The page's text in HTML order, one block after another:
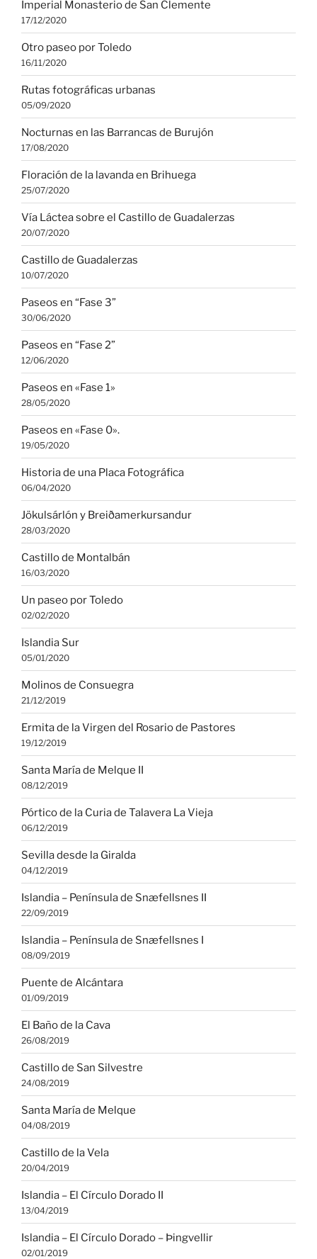
Imperial Monasterio de San Clemente
17/12/2020
Otro paseo por Toledo
16/11/2020
Rutas fotográficas urbanas
05/09/2020
Nocturnas en las Barrancas de Burujón
17/08/2020
Floración de la lavanda en Brihuega
25/07/2020
Vía Láctea sobre el Castillo de Guadalerzas
20/07/2020
Castillo de Guadalerzas
10/07/2020
Paseos en “Fase 3”
30/06/2020
Paseos en “Fase 2”
12/06/2020
Paseos en «Fase 1»
28/05/2020
Paseos en «Fase 0».
19/05/2020
Historia de una Placa Fotográfica
06/04/2020
Jökulsárlón y Breiðamerkursandur
28/03/2020
Castillo de Montalbán
16/03/2020
Un paseo por Toledo
02/02/2020
Islandia Sur
05/01/2020
Molinos de Consuegra
21/12/2019
Ermita de la Virgen del Rosario de Pastores
19/12/2019
Santa María de Melque II
08/12/2019
Pórtico de la Curia de Talavera La Vieja
06/12/2019
Sevilla desde la Giralda
04/12/2019
Islandia – Península de Snæfellsnes II
22/09/2019
Islandia – Península de Snæfellsnes I
08/09/2019
Puente de Alcántara
01/09/2019
El Baño de la Cava
26/08/2019
Castillo de San Silvestre
24/08/2019
Santa María de Melque
04/08/2019
Castillo de la Vela
20/04/2019
Islandia – El Círculo Dorado II
13/04/2019
Islandia – El Círculo Dorado – Þingvellir
02/01/2019